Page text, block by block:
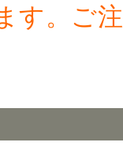
す。ご